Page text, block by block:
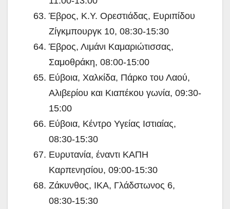
Έβρος, Κ.Υ. Ορεστιάδας, Ευριπίδου
Ζίγκμπουργκ 10, 08:30-15:30
Έβρος, Λιμάνι Καμαριώτισσας,
Σαμοθράκη, 08:00-15:00
Εύβοια, Χαλκίδα, Πάρκο του Λαού,
Αλιβερίου και Κιαπέκου γωνία, 09:30-
15:00
Εύβοια, Κέντρο Υγείας Ιστιαίας,
08:30-15:30
Ευρυτανία, έναντι ΚΑΠΗ
Καρπενησίου, 09:00-15:30
Ζάκυνθος, ΙΚΑ, Γλάδστωνος 6,
08:30-15:30